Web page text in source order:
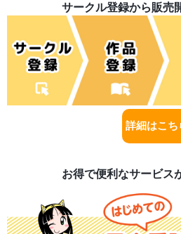
サークル登録から販売
詳細はこち
お得で便利なサービス